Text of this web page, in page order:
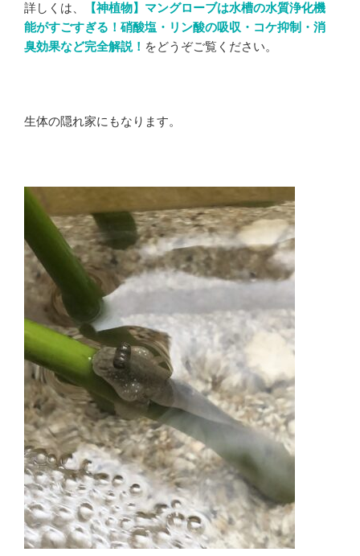
詳しくは、
【神植物】マングローブは水槽の水質浄化機
能がすごすぎる！硝酸塩・リン酸の吸収・コケ抑制・消
臭効果など完全解説！ をどうぞご覧ください。
生体の隠れ家にもなります。